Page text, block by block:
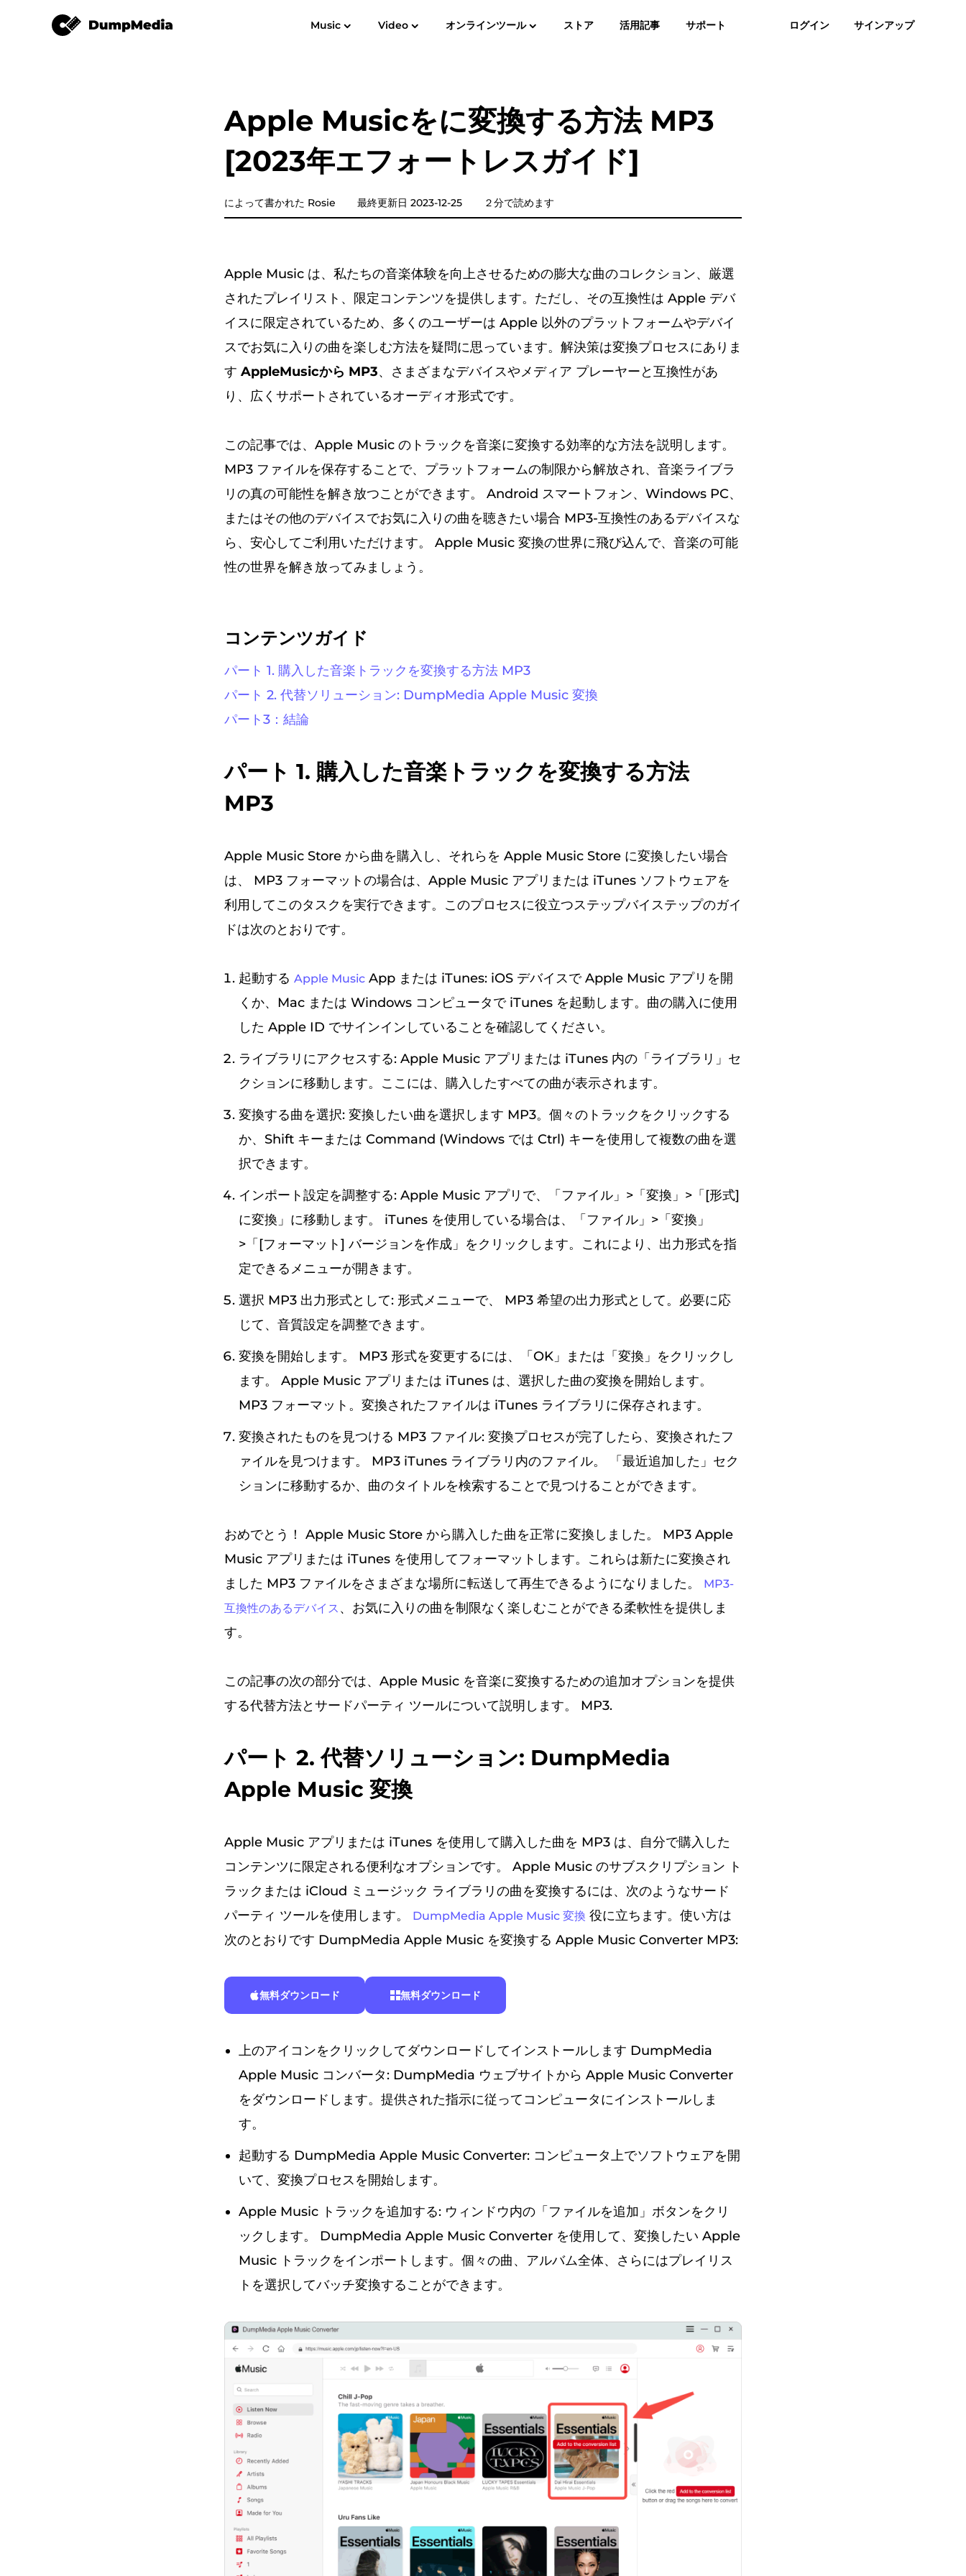
Music
Apple Music Converter YouTube Music Converter
Amazon Music Converter Audible Converter
Pandora Music Converter
Video オンラインツール ストア 活用記事 サポート ログイン サインアップ
Apple Music Converter ユーザーガイド よくある質問 レビュー 無料ダウンロード 今すぐ購入
Apple Musicをに変換する方法 MP3
[2023年エフォートレスガイド]
によって書かれた Rosie 最終更新日 2023-12-25 ２分で読めます
Apple Music は、私たちの音楽体験を向上させるための膨大な曲のコレクション、厳選
されたプレイリスト、限定コンテンツを提供します。ただし、その互換性は Apple デバ
イスに限定されているため、多くのユーザーは Apple 以外のプラットフォームやデバイ
スでお気に入りの曲を楽しむ方法を疑問に思っています。解決策は変換プロセスにありま
す AppleMusicから MP3、さまざまなデバイスやメディア プレーヤーと互換性があ
り、広くサポートされているオーディオ形式です。
この記事では、Apple Music のトラックを音楽に変換する効率的な方法を説明します。
MP3 ファイルを保存することで、プラットフォームの制限から解放され、音楽ライブラ
リの真の可能性を解き放つことができます。 Android スマートフォン、Windows PC、
またはその他のデバイスでお気に入りの曲を聴きたい場合 MP3-互換性のあるデバイスな
ら、安心してご利用いただけます。 Apple Music 変換の世界に飛び込んで、音楽の可能
性の世界を解き放ってみましょう。
コンテンツガイド
パート 1. 購入した音楽トラックを変換する方法 MP3
パート 2. 代替ソリューション: DumpMedia Apple Music 変換
パート3：結論
パート 1. 購入した音楽トラックを変換する方法
MP3
Apple Music Store から曲を購入し、それらを Apple Music Store に変換したい場合
は、 MP3 フォーマットの場合は、Apple Music アプリまたは iTunes ソフトウェアを
利用してこのタスクを実行できます。このプロセスに役立つステップバイステップのガイ
ドは次のとおりです。
起動する Apple Music App または iTunes: iOS デバイスで Apple Music アプリを開
くか、Mac または Windows コンピュータで iTunes を起動します。曲の購入に使用
した Apple ID でサインインしていることを確認してください。
ライブラリにアクセスする: Apple Music アプリまたは iTunes 内の「ライブラリ」セ
クションに移動します。ここには、購入したすべての曲が表示されます。
変換する曲を選択: 変換したい曲を選択します MP3。個々のトラックをクリックする
か、Shift キーまたは Command (Windows では Ctrl) キーを使用して複数の曲を選
択できます。
インポート設定を調整する: Apple Music アプリで、「ファイル」>「変換」>「[形式]
に変換」に移動します。 iTunes を使用している場合は、「ファイル」>「変換」
>「[フォーマット] バージョンを作成」をクリックします。これにより、出力形式を指
定できるメニューが開きます。
選択 MP3 出力形式として: 形式メニューで、 MP3 希望の出力形式として。必要に応
じて、音質設定を調整できます。
変換を開始します。 MP3 形式を変更するには、「OK」または「変換」をクリックし
ます。 Apple Music アプリまたは iTunes は、選択した曲の変換を開始します。
MP3 フォーマット。変換されたファイルは iTunes ライブラリに保存されます。
変換されたものを見つける MP3 ファイル: 変換プロセスが完了したら、変換されたフ
ァイルを見つけます。 MP3 iTunes ライブラリ内のファイル。 「最近追加した」セク
ションに移動するか、曲のタイトルを検索することで見つけることができます。
おめでとう！ Apple Music Store から購入した曲を正常に変換しました。 MP3 Apple
Music アプリまたは iTunes を使用してフォーマットします。これらは新たに変換され
ました MP3 ファイルをさまざまな場所に転送して再生できるようになりました。
MP3-
互換性のあるデバイス 、お気に入りの曲を制限なく楽しむことができる柔軟性を提供しま
す。
この記事の次の部分では、Apple Music を音楽に変換するための追加オプションを提供
する代替方法とサードパーティ ツールについて説明します。 MP3.
パート 2. 代替ソリューション: DumpMedia
Apple Music 変換
Apple Music アプリまたは iTunes を使用して購入した曲を MP3 は、自分で購入した
コンテンツに限定される便利なオプションです。 Apple Music のサブスクリプション ト
ラックまたは iCloud ミュージック ライブラリの曲を変換するには、次のようなサード
パーティ ツールを使用します。
DumpMedia Apple Music 変換 役に立ちます。使い方は
次のとおりです DumpMedia Apple Music を変換する Apple Music Converter MP3:
無料ダウンロード 無料ダウンロード
上のアイコンをクリックしてダウンロードしてインストールします DumpMedia
Apple Music コンバータ: DumpMedia ウェブサイトから Apple Music Converter
をダウンロードします。提供された指示に従ってコンピュータにインストールしま
す。
起動する DumpMedia Apple Music Converter: コンピュータ上でソフトウェアを開
いて、変換プロセスを開始します。
Apple Music トラックを追加する: ウィンドウ内の「ファイルを追加」ボタンをクリ
ックします。 DumpMedia Apple Music Converter を使用して、変換したい Apple
Music トラックをインポートします。個々の曲、アルバム全体、さらにはプレイリス
トを選択してバッチ変換することができます。